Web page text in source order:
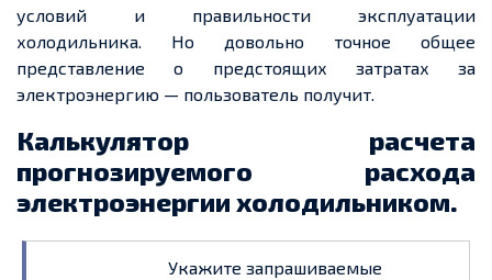
условий и правильности эксплуатации
холодильника. Но довольно точное общее
представление о предстоящих затратах за
электроэнергию — пользователь получит.
Калькулятор расчета
прогнозируемого расхода
электроэнергии холодильником.
Укажите запрашиваемые